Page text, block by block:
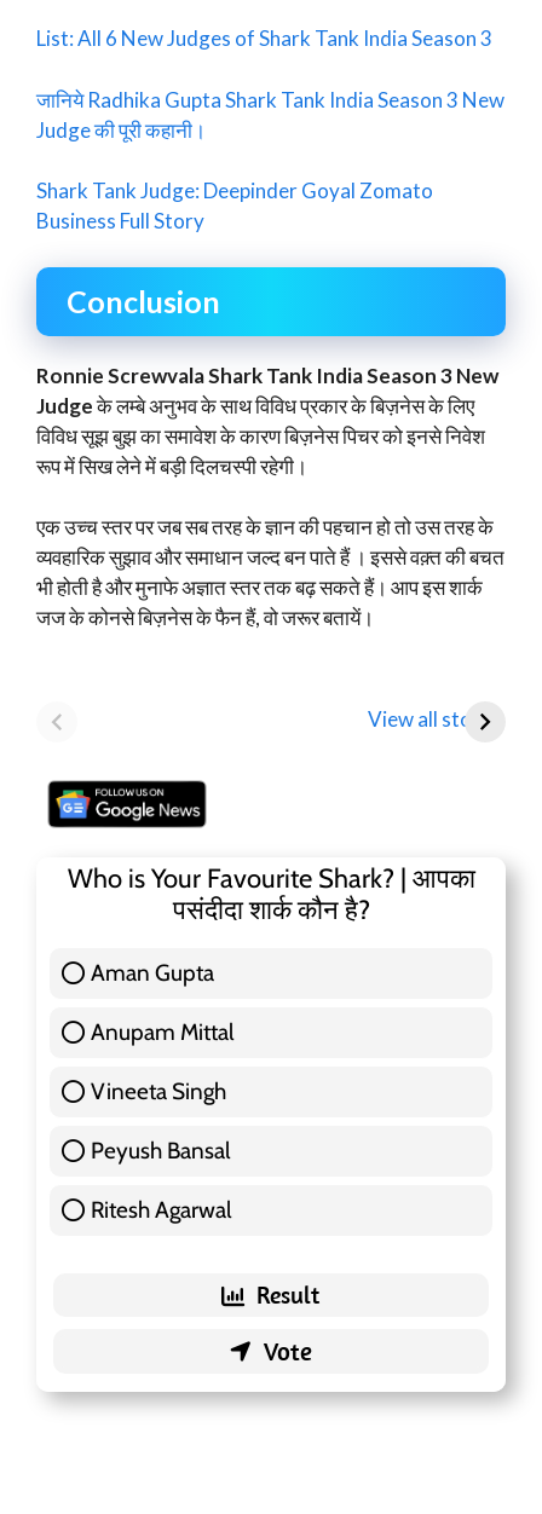
List: All 6 New Judges of Shark Tank India Season 3
जानिये Radhika Gupta Shark Tank India Season 3 New
Judge की पूरी कहानी।
Shark Tank Judge: Deepinder Goyal Zomato
Business Full Story
Conclusion
Ronnie Screwvala Shark Tank India Season 3 New
Judgeके लम्बे अनुभव के साथ विविध प्रकार के बिज़नेस के लिए
विविध सूझ बुझ का समावेश के कारण बिज़नेस पिचर को इनसे निवेश
रूप में सिख लेने में बड़ी दिलचस्पी रहेगी।
एक उच्च स्तर पर जब सब तरह के ज्ञान की पहचान हो तो उस तरह के
व्यवहारिक सुझाव और समाधान जल्द बन पाते हैं । इससे वक़्त की बचत
भी होती है और मुनाफे अज्ञात स्तर तक बढ़ सकते हैं। आप इस शार्क
जज के कोनसे बिज़नेस के फैन हैं, वो जरूर बतायें।
View all stories
Parent Honasa
Shares Fall Below
Who is Your Favourite Shark? | आपका
पसंदीदा शार्क कौन है?
Aman Gupta
Anupam Mittal
Vineeta Singh
Peyush Bansal
Ritesh Agarwal